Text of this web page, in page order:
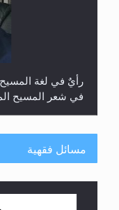
في شعر المسيح
مسائل فقهية